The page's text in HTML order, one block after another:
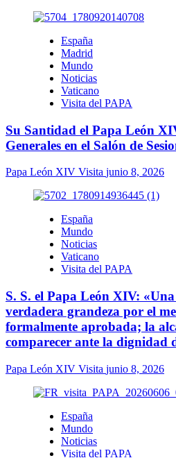
España
Madrid
Mundo
Noticias
Vaticano
Visita del PAPA
Su Santidad el Papa León
Generales en el Salón de
Papa León XIV Visita junio 8, 2026
España
Mundo
Noticias
Vaticano
Visita del PAPA
S. S. el Papa León XIV:
verdadera grandeza por el
formalmente aprobada; la
comparecer ante la dignidad
Papa León XIV Visita junio 8, 2026
España
Mundo
Noticias
Visita del PAPA